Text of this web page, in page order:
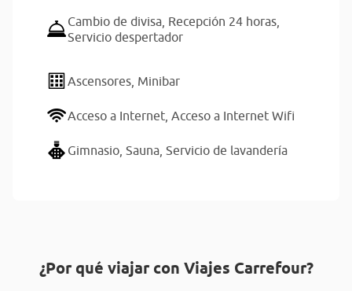
Cambio de divisa, Recepción 24 horas,
Servicio despertador
Ascensores, Minibar
Acceso a Internet, Acceso a Internet Wifi
Gimnasio, Sauna, Servicio de lavandería
¿Por qué viajar con Viajes Carrefour?